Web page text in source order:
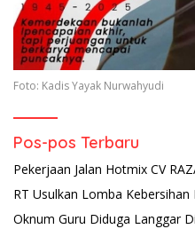
Foto: Kadis Yayak Nurwahyudi
Pos-pos Terbaru
Pekerjaan Jalan Hotmix CV
RT Usulkan Lomba
Oknum Guru Diduga Langgar